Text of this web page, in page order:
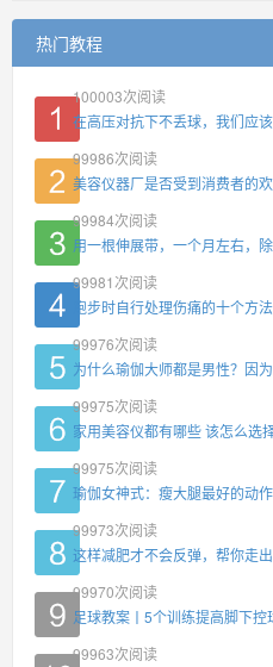
热门教程
100003次阅读
在高压对抗下不丢球，我们应
99986次阅读
美容仪器厂是否受到消费者的
99984次阅读
用一根伸展带，一个月左右，
99981 次阅读
跑步时自行处理伤痛的十个方法
99976次阅读
为什么瑜伽大师都是男性？因
99975次阅读
家用美容仪都有哪些 该怎么选
99975次阅读
瑜伽女神式：瘦大腿最好的动
99973次阅读
这样减肥才不会反弹，帮你走
99970次阅读
足球教案丨5个训练提高脚下控
99963次阅读